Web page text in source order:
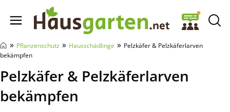
Hausgarten.net
» Pflanzenschutz » Hausschädlinge » Pelzkäfer & Pelzkäferlarven
bekämpfen
Pelzkäfer & Pelzkäferlarven
bekämpfen